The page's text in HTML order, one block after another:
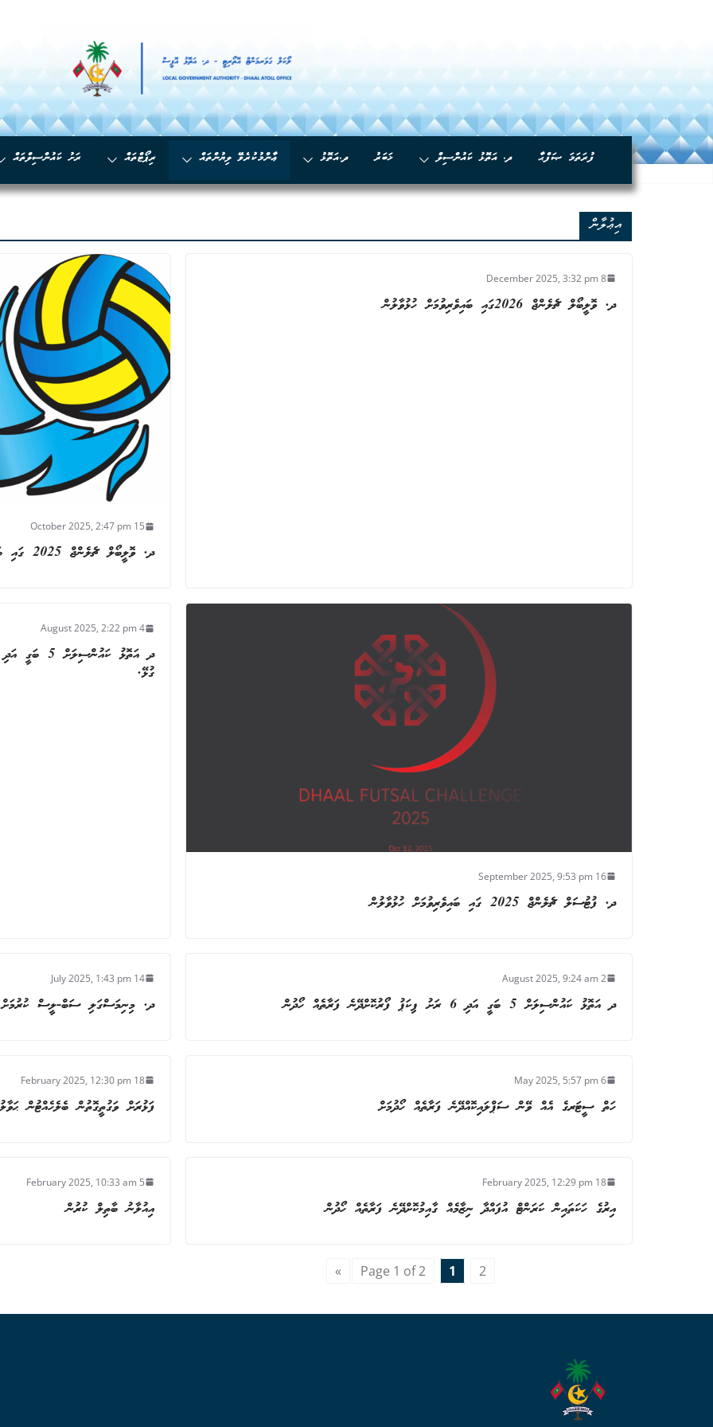
ފުރަތަމަ ޞަފްޙާ ދ. އަތޮޅު ކައުންސިލް ޚަބަރު ދ.އަތޮޅު ޢާންމުކުރެވޭ ލިޔުންތައް ރިޕޯޓްތައް ރަށު ކައުންސިލްތައް
އިޢުލާން
8 December 2025, 3:32 pm
ދ. ވޮލީބޯލް ޗެލެންޖް 2026ގައި ބައިވެރިވުމަށް ހުޅުވާލުން
15 October 2025, 2:47 pm
ދ. ވޮލީބޯލް ޗެލެންޖް 2025 ގައި ބައިވެރިވުމަށް ހުޅުވާލުން
16 September 2025, 9:53 pm
ދ. ފުޓުސަލް ޗެލެންޖް 2025 ގައި ބައިވެރިވުމަށް ހުޅުވާލުން
4 August 2025, 2:22 pm
ގުޅޭ.
2 August 2025, 9:24 am
ދ އަތޮޅު ކައުންސިލަށް 5 ބަގީ އަދި 6 ރަށު ޕިކަޕު ފޯރުކޮށްދޭނެ ފަރާތެއް ހޯދުން
14 July 2025, 1:43 pm
ދ. މިނިމަސްގަލި ސަބް-ލީސް ކުރުމަށް
6 May 2025, 5:57 pm
ހަތް ސީޓަރގެ އެއް ވޭން ސަޕްލައިކޮއްދޭނެ ފަރާތެއް ހޯދުމަށް
18 February 2025, 12:30 pm
ފަޅުރަށް ވަގުތީގޮތުން ބެލެހެއްޓުން
18 February 2025, 12:29 pm
އިރުގެ ހަކަތައިން ކަރަންޓް އުފައްދާ ނިޒާމެއް ގާއިމުކޮށްދޭނެ ފަރާތެއް ހޯދުން
5 February 2025, 10:33 am
އިއުލާނު ބާތިލް ކުރުން
Page 1 of 2 1 2
»